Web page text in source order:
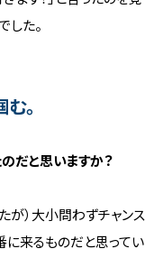
した。
。
だと思いますか？
が）大小問わずチャンス
に来るものだと思ってい